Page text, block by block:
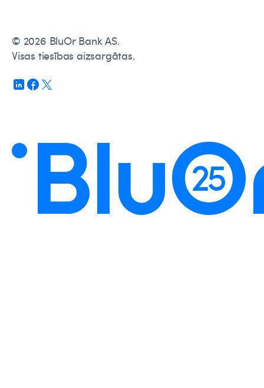
© 2026 BluOr Bank AS.
Visas tiesības aizsargātas.